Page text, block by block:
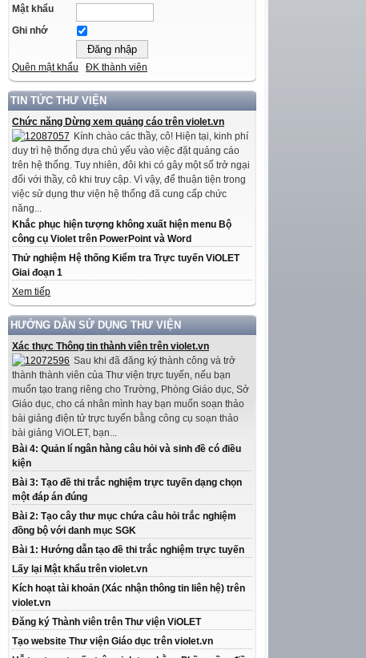
Mật khẩu
Ghi nhớ
Quên mật khẩu ĐK thành viên
TIN TỨC THƯ VIỆN
Chức năng Dừng xem quảng cáo trên violet.vn
Kính chào các thầy, cô! Hiện tại, kinh phí
duy trì hệ thống dựa chủ yếu vào việc đặt quảng cáo
trên hệ thống. Tuy nhiên, đôi khi có gây một số trở ngại
đối với thầy, cô khi truy cập. Vì vậy, để thuận tiện trong
việc sử dụng thư viện hệ thống đã cung cấp chức
năng...
Khắc phục hiện tượng không xuất hiện menu Bộ
công cụ Violet trên PowerPoint và Word
Thử nghiệm Hệ thống Kiểm tra Trực tuyến ViOLET
Giai đoạn 1
Xem tiếp
HƯỚNG DẪN SỬ DỤNG THƯ VIỆN
Xác thực Thông tin thành viên trên violet.vn
Sau khi đã đăng ký thành công và trở
thành thành viên của Thư viện trực tuyến, nếu bạn
muốn tạo trang riêng cho Trường, Phòng Giáo dục, Sở
Giáo dục, cho cá nhân mình hay bạn muốn soạn thảo
bài giảng điện tử trực tuyến bằng công cụ soạn thảo
bài giảng ViOLET, bạn...
Bài 4: Quản lí ngân hàng câu hỏi và sinh đề có điều
kiện
Bài 3: Tạo đề thi trắc nghiệm trực tuyến dạng chọn
một đáp án đúng
Bài 2: Tạo cây thư mục chứa câu hỏi trắc nghiệm
đồng bộ với danh mục SGK
Bài 1: Hướng dẫn tạo đề thi trắc nghiệm trực tuyến
Lấy lại Mật khẩu trên violet.vn
Kích hoạt tài khoản (Xác nhận thông tin liên hệ) trên
violet.vn
Đăng ký Thành viên trên Thư viện ViOLET
Tạo website Thư viện Giáo dục trên violet.vn